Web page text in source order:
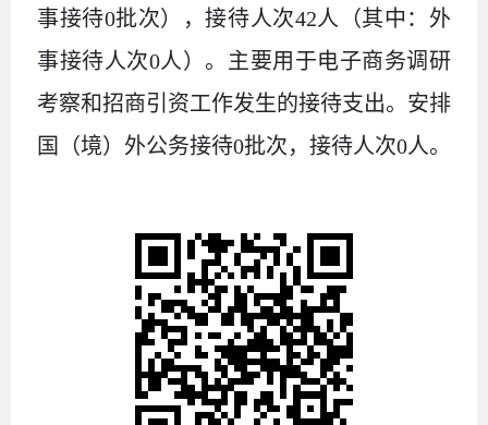
事接待0批次），接待人次42人（其中：外
事接待人次0人）。 主要用于电子商务调研
考察和招商引资工作发生的接待支出。 安排
国（境）外公务接待0批次，接待人次0人。